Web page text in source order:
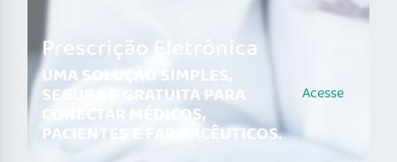
Prescrição Eletrônica
UMA SOLUÇÃO SIMPLES,
SEGURA E GRATUITA PARA
CONECTAR MÉDICOS,
PACIENTES E FARMACÊUTICOS.
Acesse